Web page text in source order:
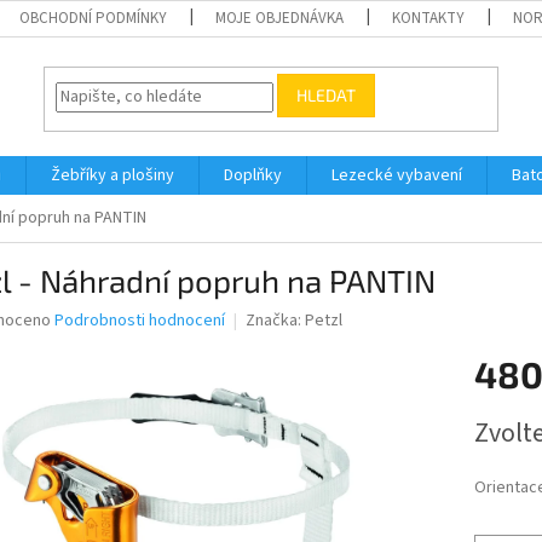
OBCHODNÍ PODMÍNKY MOJE OBJEDNÁVKA KONTAKTY
HLEDAT
Žebříky a plošiny Doplňky Lezecké vybavení
popruh na PANTIN
- Náhradní popruh na PANTIN
Podrobnosti hodnocení Značka: Petzl
cena: